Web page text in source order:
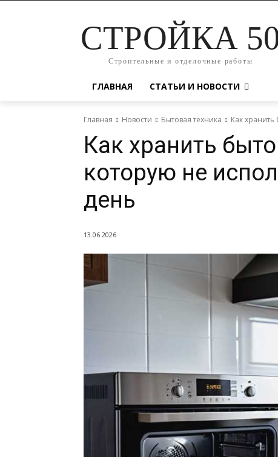
СТРОЙКА
Строительные и отделочные работы
ГЛАВНАЯ СТАТЬИ И НОВОСТИ
Главная Новости Бытовая техника Как
Как хранить
которую не
день
13.06.2026